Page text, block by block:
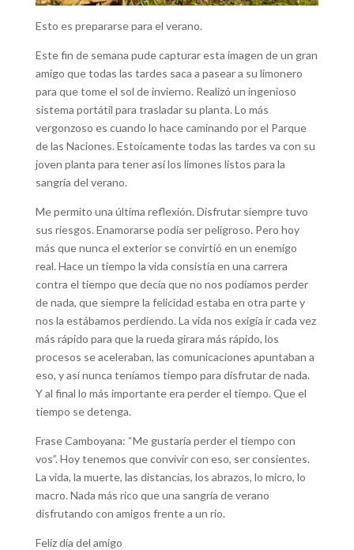
Esto es prepararse para el verano.
Este fin de semana pude capturar esta imagen de un gran
amigo que todas las tardes saca a pasear a su limonero
para que tome el sol de invierno. Realizó un ingenioso
sistema portátil para trasladar su planta. Lo más
vergonzoso es cuando lo hace caminando por el Parque
de las Naciones. Estoicamente todas las tardes va con su
joven planta para tener así los limones listos para la
sangría del verano.
Me permito una última reflexión. Disfrutar siempre tuvo
sus riesgos. Enamorarse podía ser peligroso. Pero hoy
más que nunca el exterior se convirtió en un enemigo
real. Hace un tiempo la vida consistía en una carrera
contra el tiempo que decía que no nos podíamos perder
de nada, que siempre la felicidad estaba en otra parte y
nos la estábamos perdiendo. La vida nos exigía ir cada vez
más rápido para que la rueda girara más rápido, los
procesos se aceleraban, las comunicaciones apuntaban a
eso, y así nunca teníamos tiempo para disfrutar de nada.
Y al final lo más importante era perder el tiempo. Que el
tiempo se detenga.
Frase Camboyana: “Me gustaría perder el tiempo con
vos”. Hoy tenemos que convivir con eso, ser consientes.
La vida, la muerte, las distancias, los abrazos, lo micro, lo
macro. Nada más rico que una sangría de verano
disfrutando con amigos frente a un rio.
Feliz día del amigo